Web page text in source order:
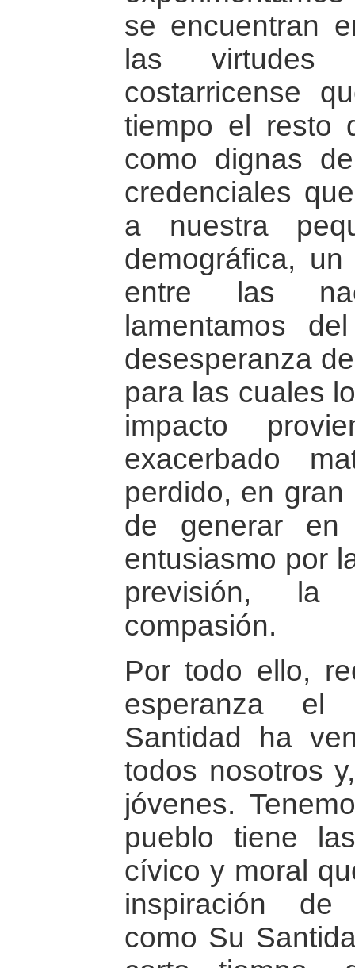
se encuentran
las
costarricense
tiempo el resto
como dignas
credenciales
a nuestra
demográfica,
entre las
lamentamos
desesperanza
para las cuales
impacto
exacerbado
perdido, en
de generar en
entusiasmo por
previsión,
compasión.
Por todo ello,
esperanza
Santidad ha
todos nosotros
jóvenes.
pueblo tiene
cívico y moral
inspiración de
como Su